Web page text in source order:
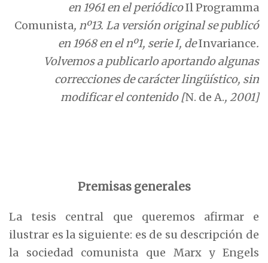
en 1961 en el periódicoIl Programma
Comunista, nº13. La versión original se publicó
en 1968 en el nº1, serie I, deInvariance.
Volvemos a publicarlo aportando algunas
correcciones de carácter lingüístico, sin
modificar el contenido [N. de A., 2001]
Premisas generales
La tesis central que queremos afirmar e
ilustrar es la siguiente: es de su descripción de
la sociedad comunista que Marx y Engels